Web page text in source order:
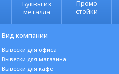
Буквы из
металла
Промо
стойки
Вид компании
Вывески для офиса
Вывески для магазина
Вывески для кафе